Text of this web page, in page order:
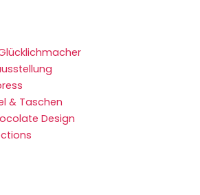
& Taschen
Design